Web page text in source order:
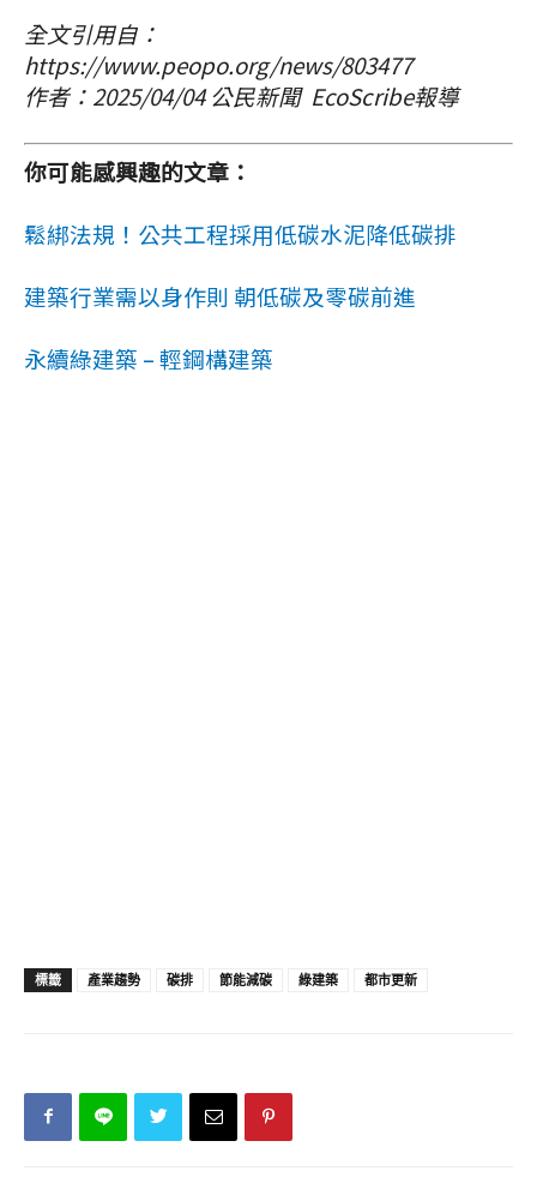
全文引用自：
https://www.peopo.org/news/803477
作者：2025/04/04 公民新聞 EcoScribe報導
你可能感興趣的文章：
鬆綁法規！公共工程採用低碳水泥降低碳排
建築行業需以身作則 朝低碳及零碳前進
永續綠建築 – 輕鋼構建築
標籤 產業趨勢 碳排 節能減碳 綠建築 都市更新